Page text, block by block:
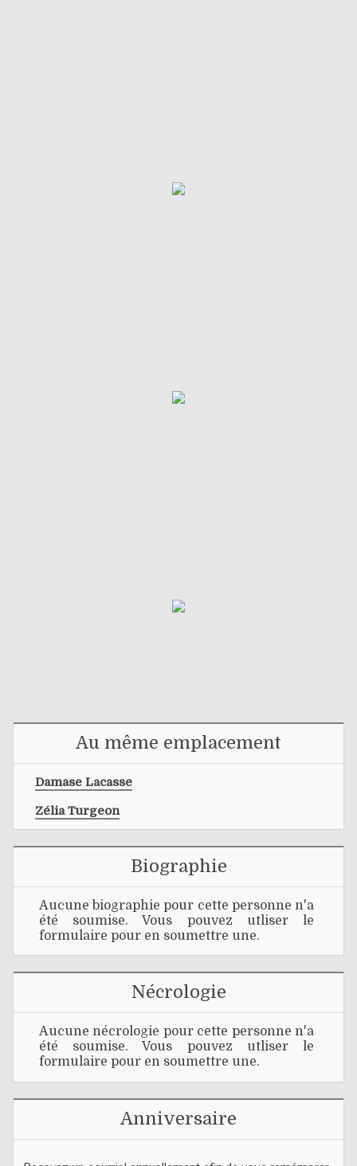
Au même emplacement
Damase Lacasse
Zélia Turgeon
Biographie
Aucune biographie pour cette personne n'a
été soumise. Vous pouvez utliser le
formulaire pour en soumettre une.
Nécrologie
Aucune nécrologie pour cette personne n'a
été soumise. Vous pouvez utliser le
formulaire pour en soumettre une.
Anniversaire